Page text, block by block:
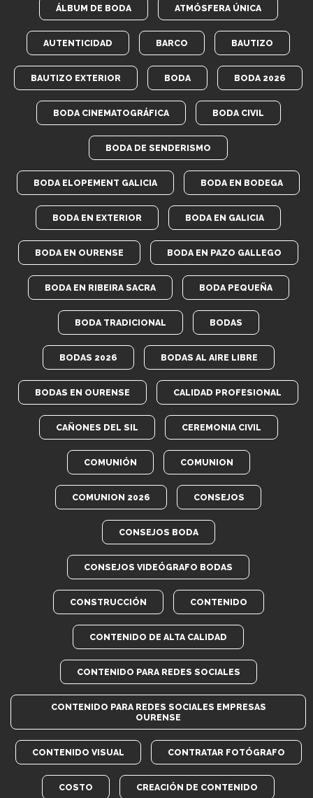
ÁLBUM DE BODA ATMÓSFERA ÚNICA
AUTENTICIDAD BARCO BAUTIZO
BAUTIZO EXTERIOR BODA BODA 2026
BODA CINEMATOGRÁFICA BODA CIVIL
BODA DE SENDERISMO
BODA ELOPEMENT GALICIA BODA EN BODEGA
BODA EN EXTERIOR BODA EN GALICIA
BODA EN OURENSE BODA EN PAZO GALLEGO
BODA EN RIBEIRA SACRA BODA PEQUEÑA
BODA TRADICIONAL BODAS
BODAS 2026 BODAS AL AIRE LIBRE
BODAS EN OURENSE CALIDAD PROFESIONAL
CAÑONES DEL SIL CEREMONIA CIVIL
COMUNIÓN COMUNION
COMUNION 2026 CONSEJOS
CONSEJOS BODA
CONSEJOS VIDEÓGRAFO BODAS
CONSTRUCCIÓN CONTENIDO
CONTENIDO DE ALTA CALIDAD
CONTENIDO PARA REDES SOCIALES
CONTENIDO PARA REDES SOCIALES EMPRESAS
OURENSE
CONTENIDO VISUAL CONTRATAR FOTÓGRAFO
COSTO CREACIÓN DE CONTENIDO